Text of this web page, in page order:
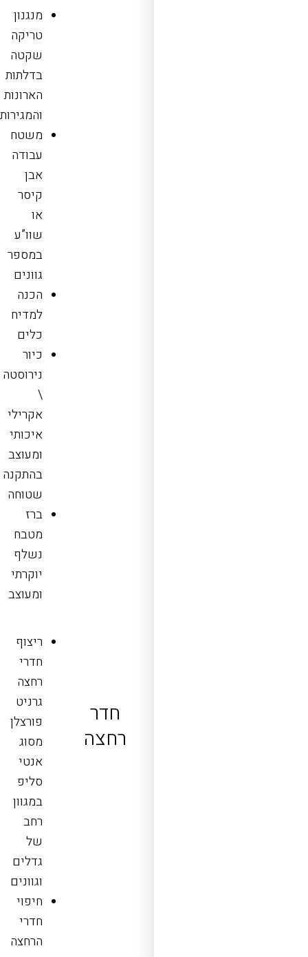
מנגנון
טריקה
שקטה
בדלתות
הארונות
והמגירות
משטח
עבודה
אבן
קיסר
או
שוו”ע
במספר
גוונים
הכנה
למדיח
כלים
כיור
נירוסטה
\
אקרילי
איכותי
ומעוצב
בהתקנה
שטוחה
ברז
מטבח
נשלף
יוקרתי
ומעוצב
חדר
רחצה
ריצוף
חדרי
רחצה
גרניט
פורצלן
מסוג
אנטי
סליפ
במגוון
רחב
של
גדלים
וגוונים
חיפוי
חדרי
הרחצה